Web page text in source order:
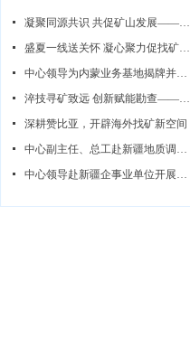
넷 凝聚同源共识 共促矿山发展——中心领导赴白音诺尔矿区调研指导
넷 盛夏一线送关怀 凝心聚力促找矿——中心领导赴线沟-王台子金矿勘查项目慰问调研指导工作
넷 中心领导为内蒙业务基地揭牌并同步开展调研指导系列活动
넷 淬技寻矿致远 创新赋能勘查——中心赞比亚无人机航磁攻坚队纪实
넷 深耕赞比亚，开辟海外找矿新空间
넷 中心副主任、总工赴新疆地质调查所开展调研指导
넷 中心领导赴新疆企事业单位开展座谈交流